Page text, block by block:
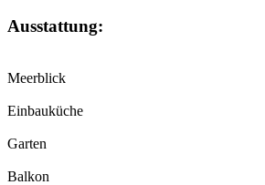
Ausstattung:
Meerblick
Einbauküche
Garten
Balkon